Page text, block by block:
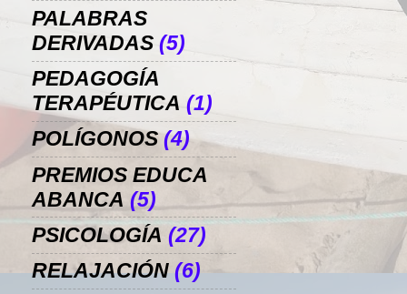
PALABRAS
DERIVADAS (5)
PEDAGOGÍA
TERAPÉUTICA (1)
POLÍGONOS (4)
PREMIOS EDUCA
ABANCA (5)
PSICOLOGÍA (27)
RELAJACIÓN (6)